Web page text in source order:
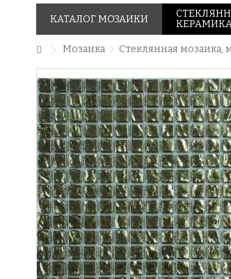
КАТАЛОГ МОЗАИКИ
Мозаика Стеклянная мозаика,